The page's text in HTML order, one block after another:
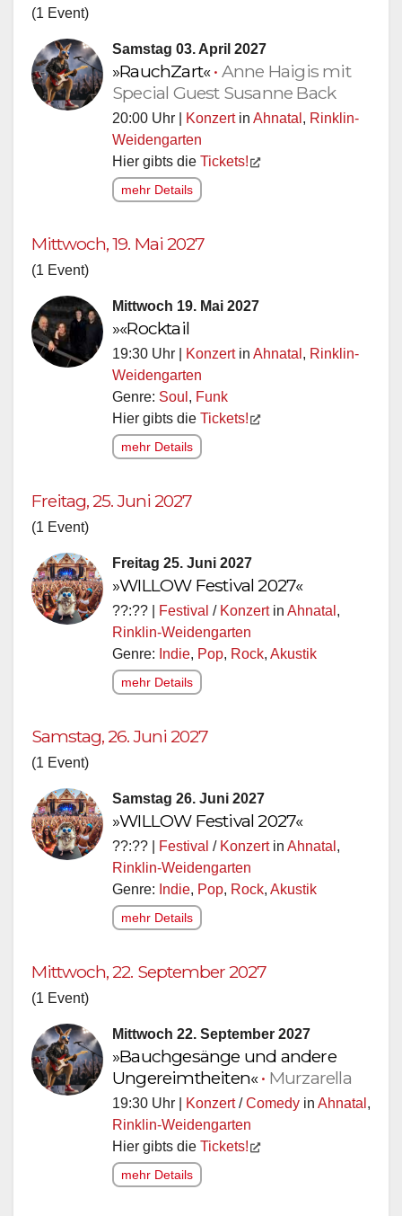
(1 Event)
Samstag 03. April 2027
»RauchZart«• Anne Haigis mit
Special Guest Susanne Back
20:00 Uhr | Konzertin Ahnatal , Rinklin-
Weidengarten
Hier gibts die Tickets!
mehr Details
Mittwoch, 19. Mai 2027
(1 Event)
Mittwoch 19. Mai 2027
»«Rocktail
19:30 Uhr | Konzertin Ahnatal , Rinklin-
Weidengarten
Genre: Soul , Funk
Hier gibts die Tickets!
mehr Details
Freitag, 25. Juni 2027
(1 Event)
Freitag 25. Juni 2027
»WILLOW Festival 2027«
??:?? | Festival / Konzertin Ahnatal ,
Rinklin-Weidengarten
Genre: Indie, Pop, Rock, Akustik
mehr Details
Samstag, 26. Juni 2027
(1 Event)
Samstag 26. Juni 2027
»WILLOW Festival 2027«
??:?? | Festival / Konzertin Ahnatal ,
Rinklin-Weidengarten
Genre: Indie, Pop, Rock, Akustik
mehr Details
Mittwoch, 22. September 2027
(1 Event)
Mittwoch 22. September 2027
»Bauchgesänge und andere
Ungereimtheiten«• Murzarella
19:30 Uhr | Konzert/Comedy in Ahnatal ,
Rinklin-Weidengarten
Hier gibts die Tickets!
mehr Details